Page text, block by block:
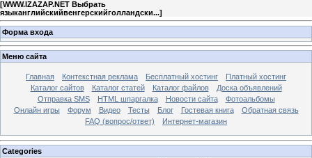
[WWW.IZAZAP.NET Выбрать
языканглийскийвенгерскийголландски...]
Форма входа
Меню сайта
Главная Контекстная реклама Бесплатный хостинг
Платный хостинг
Каталог сайтов
Каталог статей Каталог файлов
Доска объявлений
Отправка SMS
HTML шпаргалка Новости сайта
Фотоальбомы
Онлайн игры
Форум Видео Тесты Блог Гостевая книга
Обратная связь
FAQ (вопрос/ответ)
Интернет-магазин
Categories